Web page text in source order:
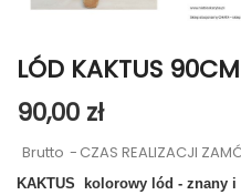
LÓD KAKTUS 90CM
90,00 zł
Brutto CZAS REALIZACJI
KAKTUS kolorowy lód - znany